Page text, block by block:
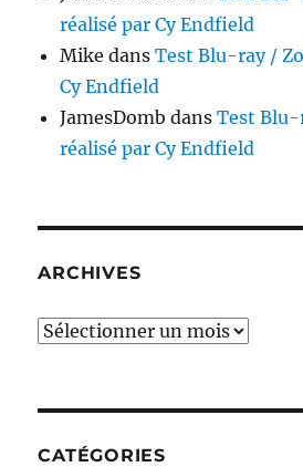
réalisé par Cy Endfield
Mike dansTest Blu-ray /
Cy Endfield
JamesDomb dansTest Blu-
réalisé par Cy Endfield
ARCHIVES
Archives
CATÉGORIES